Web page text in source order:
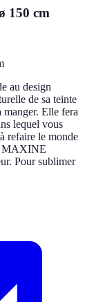
150 cm
au design
de sa teinte
Elle fera
lequel vous
refaire le monde
MAXINE
Pour sublimer